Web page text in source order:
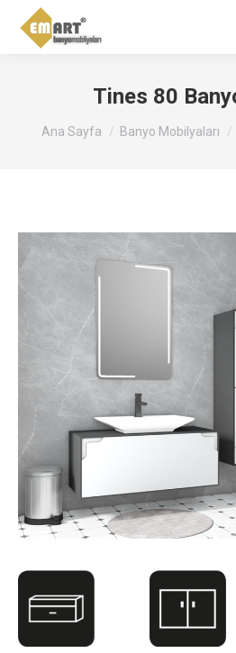
Tines 80
You are here:
Ana Sayfa Banyo Mobilyaları